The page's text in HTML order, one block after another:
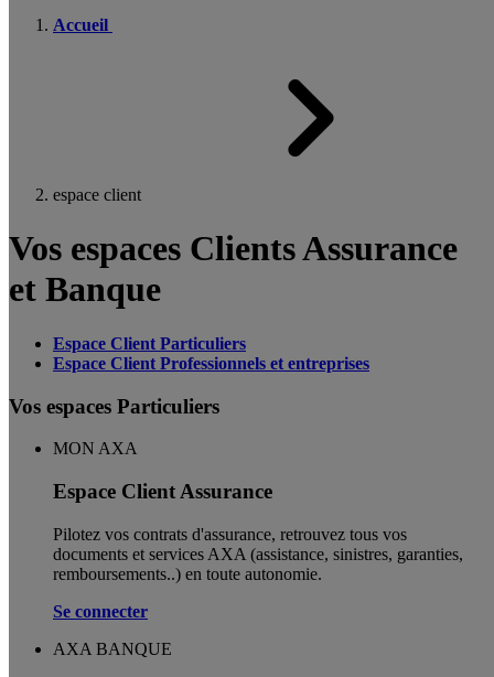
Accueil
espace client
Vos espaces Clients Assurance
et Banque
Espace Client Particuliers
Espace Client Professionnels et entreprises
Vos espaces Particuliers
MON AXA
Espace Client Assurance
Pilotez vos contrats d'assurance, retrouvez tous vos
documents et services AXA (assistance, sinistres, garanties,
remboursements..) en toute autonomie. ​
Se connecter
AXA BANQUE